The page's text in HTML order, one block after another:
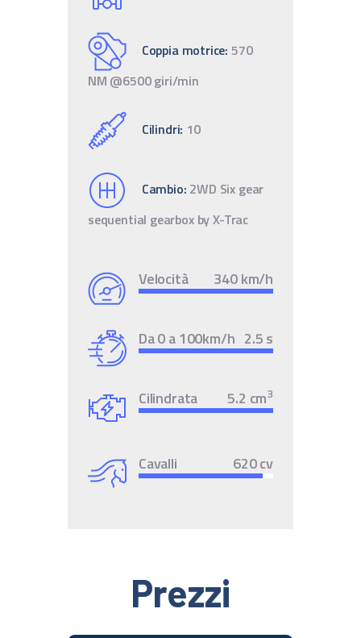
Coppia motrice: 570
NM @6500 giri/min
Cilindri: 10
Cambio: 2WD Six gear
sequential gearbox by X-Trac
Velocità 340 km/h
Da 0 a 100km/h 2.5 s
Cilindrata 5.2 cm3
Cavalli 620 cv
Prezzi